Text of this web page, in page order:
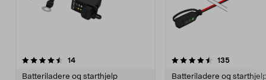
14anmeldelser
Batteriladere og starthjelp
4.5av 5 stjerner 135
Batteriladere og